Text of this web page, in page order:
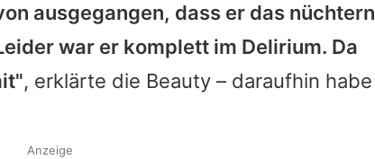
ausgegangen, dass er das nüchtern
war er komplett im Delirium. Da
, erklärte die Beauty – daraufhin habe
Anzeige